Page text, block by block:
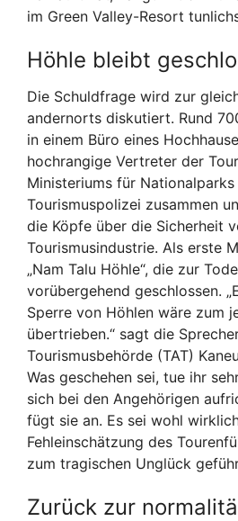
im Green Valley-Resort
Höhle bleibt
Die Schuldfrage wird zur
andernorts diskutiert. Rund
in einem Büro eines
hochrangige Vertreter der
Ministeriums für
Tourismuspolizei zusammen
die Köpfe über die Sicherheit
Tourismusindustrie. Als erste
„Nam Talu Höhle“, die zur
vorübergehend geschlossen.
Sperre von Höhlen wäre zum
übertrieben.“ sagt die
Tourismusbehörde (TAT)
Was geschehen sei, tue ihr
sich bei den Angehörigen
fügt sie an. Es sei wohl
Fehleinschätzung des
zum tragischen Unglück
Zurück zur